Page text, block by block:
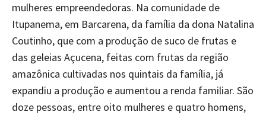
mulheres empreendedoras. Na comunidade de
Itupanema, em Barcarena, da família da dona Natalina
Coutinho, que com a produção de suco de frutas e
das geleias Açucena, feitas com frutas da região
amazônica cultivadas nos quintais da família, já
expandiu a produção e aumentou a renda familiar. São
doze pessoas, entre oito mulheres e quatro homens,